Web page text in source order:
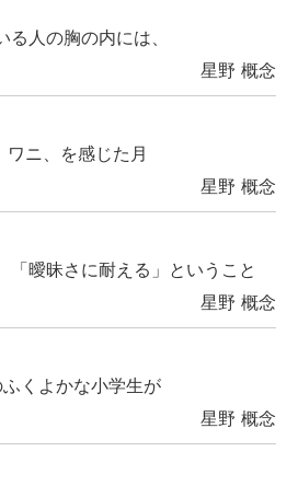
人の胸の内には、
星野 概念
ワニ、を感じた月
星野 概念
「曖昧さに耐える」ということ
星野 概念
くよかな小学生が
星野 概念